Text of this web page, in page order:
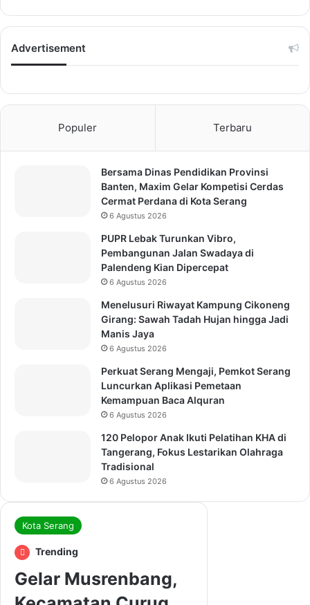
Advertisement
Populer Terbaru
Bersama Dinas Pendidikan Provinsi
Banten, Maxim Gelar Kompetisi Cerdas
Cermat Perdana di Kota Serang
6 Agustus 2026
PUPR Lebak Turunkan Vibro,
Pembangunan Jalan Swadaya di
Palendeng Kian Dipercepat
6 Agustus 2026
Menelusuri Riwayat Kampung Cikoneng
Girang: Sawah Tadah Hujan hingga Jadi
Manis Jaya
6 Agustus 2026
Perkuat Serang Mengaji, Pemkot Serang
Luncurkan Aplikasi Pemetaan
Kemampuan Baca Alquran
6 Agustus 2026
120 Pelopor Anak Ikuti Pelatihan KHA di
Tangerang, Fokus Lestarikan Olahraga
Tradisional
6 Agustus 2026